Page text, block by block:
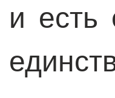
и есть